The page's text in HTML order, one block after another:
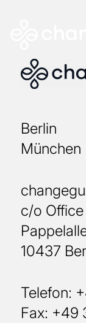
Berlin
München
c/o
10437
Telefon:
Fax: +49